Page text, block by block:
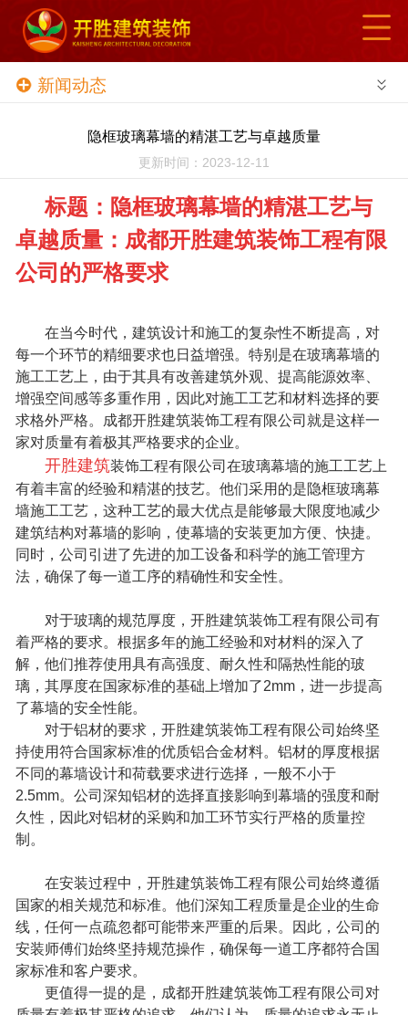
新闻动态
隐框玻璃幕墙的精湛工艺与卓越质量
更新时间：2023-12-11
标题：隐框玻璃幕墙的精湛工艺与
卓越质量：成都开胜建筑装饰工程有限
公司的严格要求
在当今时代，建筑设计和施工的复杂性不断提高，对
每一个环节的精细要求也日益增强。特别是在玻璃幕墙的
施工工艺上，由于其具有改善建筑外观、提高能源效率、
增强空间感等多重作用，因此对施工工艺和材料选择的要
求格外严格。成都开胜建筑装饰工程有限公司就是这样一
家对质量有着极其严格要求的企业。
开胜建筑装饰工程有限公司在玻璃幕墙的施工工艺上
有着丰富的经验和精湛的技艺。他们采用的是隐框玻璃幕
墙施工工艺，这种工艺的最大优点是能够最大限度地减少
建筑结构对幕墙的影响，使幕墙的安装更加方便、快捷。
同时，公司引进了先进的加工设备和科学的施工管理方
法，确保了每一道工序的精确性和安全性。
对于玻璃的规范厚度，开胜建筑装饰工程有限公司有
着严格的要求。根据多年的施工经验和对材料的深入了
解，他们推荐使用具有高强度、耐久性和隔热性能的玻
璃，其厚度在国家标准的基础上增加了2mm，进一步提高
了幕墙的安全性能。
对于铝材的要求，开胜建筑装饰工程有限公司始终坚
持使用符合国家标准的优质铝合金材料。铝材的厚度根据
不同的幕墙设计和荷载要求进行选择，一般不小于
2.5mm。公司深知铝材的选择直接影响到幕墙的强度和耐
久性，因此对铝材的采购和加工环节实行严格的质量控
制。
在安装过程中，开胜建筑装饰工程有限公司始终遵循
国家的相关规范和标准。他们深知工程质量是企业的生命
线，任何一点疏忽都可能带来严重的后果。因此，公司的
安装师傅们始终坚持规范操作，确保每一道工序都符合国
家标准和客户要求。
更值得一提的是，成都开胜建筑装饰工程有限公司对
网站导航
项目展览
案例展示
招贤纳士
在线留言
联系我们